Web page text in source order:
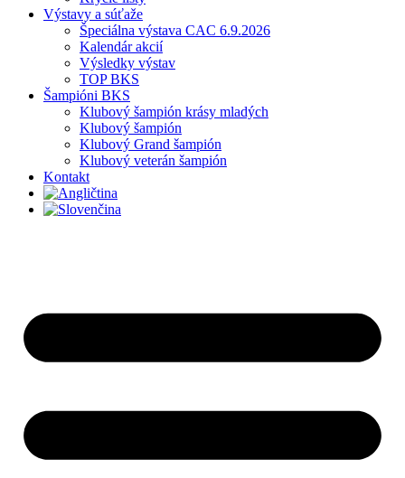
Výstavy a súťaže
Špeciálna výstava CAC 6.9.2026
Kalendár akcií
Výsledky výstav
TOP BKS
Šampióni BKS
Klubový šampión krásy mladých
Klubový šampión
Klubový Grand šampión
Klubový veterán šampión
Kontakt